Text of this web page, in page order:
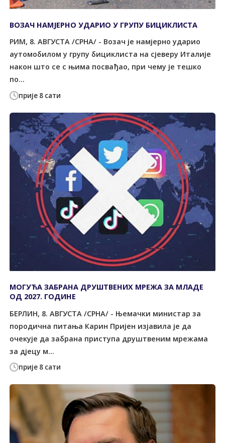
прије 8 сати
ВОЗАЧ НАМЈЕРНО УДАРИО У ГРУПУ БИЦИКЛИСТА
РИМ, 8. АВГУСТА /СРНА/ - Возач је намјерно ударио
аутомобилом у групу бициклиста на сјеверу Италије
након што се с њима посвађао, при чему је тешко
по...
прије 8 сати
МОГУЋА ЗАБРАНА ДРУШТВЕНИХ МРЕЖА ЗА МЛАДЕ
ОД 2027. ГОДИНЕ
БЕРЛИН, 8. АВГУСТА /СРНА/ - Њемачки министар за
породична питања Карин Пријен изјавила је да
очекује да забрана приступа друштвеним мрежама
за дјецу м...